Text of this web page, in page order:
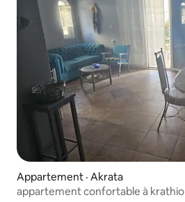
Appartement · Akrata
appartement confortable à krathio